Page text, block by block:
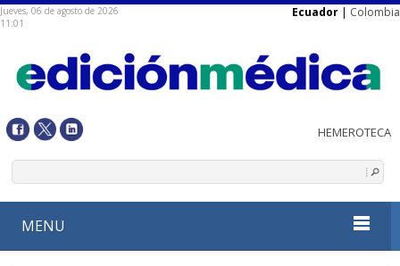
Jueves, 06 de agosto de 2026
11:01
Ecuador | Colombia
MENU